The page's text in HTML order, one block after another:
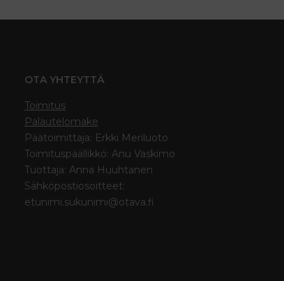
OTA YHTEYTTÄ
Toimitus
Palautelomake
Päätoimittaja: Erkki Meriluoto
Toimituspäällikkö: Anu Vaskimo
Tuottaja: Anna Huuhtanen
Sähköpostiosoitteet:
etunimi.sukunimi@otava.fi